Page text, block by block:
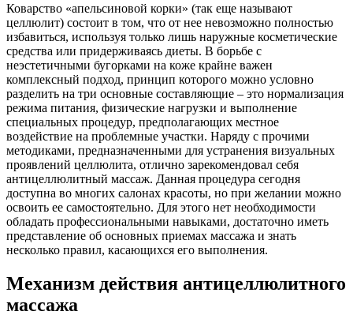
Коварство «апельсиновой корки» (так еще называют
целлюлит) состоит в том, что от нее невозможно полностью
избавиться, используя только лишь наружные косметические
средства или придерживаясь диеты. В борьбе с
неэстетичными бугорками на коже крайне важен
комплексный подход, принцип которого можно условно
разделить на три основные составляющие – это нормализация
режима питания, физические нагрузки и выполнение
специальных процедур, предполагающих местное
воздействие на проблемные участки. Наряду с прочими
методиками, предназначенными для устранения визуальных
проявлений целлюлита, отлично зарекомендовал себя
антицеллюлитный массаж. Данная процедура сегодня
доступна во многих салонах красоты, но при желании можно
освоить ее самостоятельно. Для этого нет необходимости
обладать профессиональными навыками, достаточно иметь
представление об основных приемах массажа и знать
несколько правил, касающихся его выполнения.
Механизм действия антицеллюлитного
массажа